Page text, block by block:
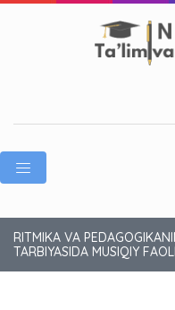
RITMIKA VA
TARBIYASIDA MUSIQIY